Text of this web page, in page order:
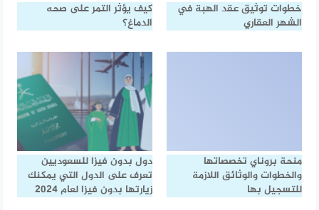
خطوات توثيق عقد الهبة في
الشهر العقاري
كيف يؤثر التمر على صحه
الدماغ؟
منحة بروناي تخصصاتها
والخطوات والوثائق اللازمة
للتسجيل بها
دول بدون فيزا للسعوديين
تعرف على الدول التي يمكنك
زيارتها بدون فيزا لعام 2024